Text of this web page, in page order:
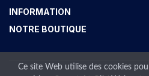
INFORMATION
NOTRE BOUTIQUE
Ce site Web utilise des cookies